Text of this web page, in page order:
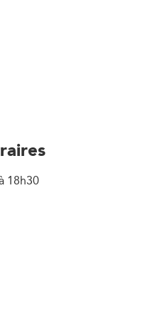
18h30